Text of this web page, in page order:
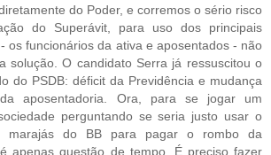
do Poder, e corremos o sério risco
do Superávit, para uso dos principais
os funcionários da ativa e aposentados - não
solução. O candidato Serra já ressuscitou o
do PSDB: déficit da Previdência e mudança
aposentadoria. Ora, para se jogar um
perguntando se seria justo usar o
marajás do BB para pagar o rombo da
apenas questão de tempo. É preciso fazer